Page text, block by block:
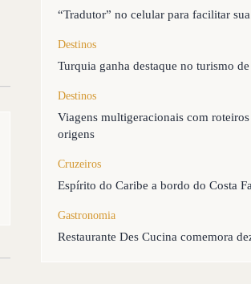
“Tradutor” no celular para facilitar
Destinos
Turquia ganha destaque no turismo
Destinos
Viagens multigeracionais com roteiros
origens
Cruzeiros
Espírito do Caribe a bordo do Costa
Gastronomia
Restaurante Des Cucina comemora